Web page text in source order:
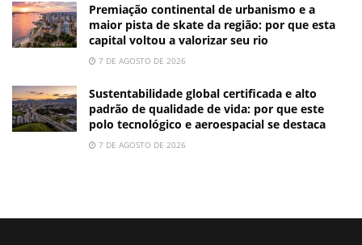
Premiação continental de urbanismo e a
maior pista de skate da região: por que esta
capital voltou a valorizar seu rio
7 DE AGOSTO DE 2026
Sustentabilidade global certificada e alto
padrão de qualidade de vida: por que este
polo tecnológico e aeroespacial se destaca
7 DE AGOSTO DE 2026